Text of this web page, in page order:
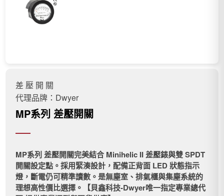
差 壓 開 關
代理品牌：Dwyer
MP系列 差壓開關
MP系列 差壓開關完美結合 Minihelic II 差壓錶與雙 SPDT
開關設定點。採用緊湊設計，配備正背面 LED 狀態指示
燈，斷電仍可精準讀數。是無塵室、排氣櫃與集塵系統的
理想高性價比選擇。【貝鑫科技-Dwyer唯一指定專業總代